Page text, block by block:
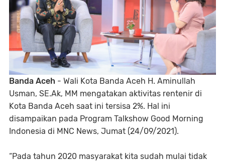
Banda Aceh - Wali Kota Banda Aceh H. Aminullah
Usman, SE.Ak, MM mengatakan aktivitas rentenir di
Kota Banda Aceh saat ini tersisa 2%. Hal ini
disampaikan pada Program Talkshow Good Morning
Indonesia di MNC News, Jumat (24/09/2021).
“Pada tahun 2020 masyarakat kita sudah mulai tidak